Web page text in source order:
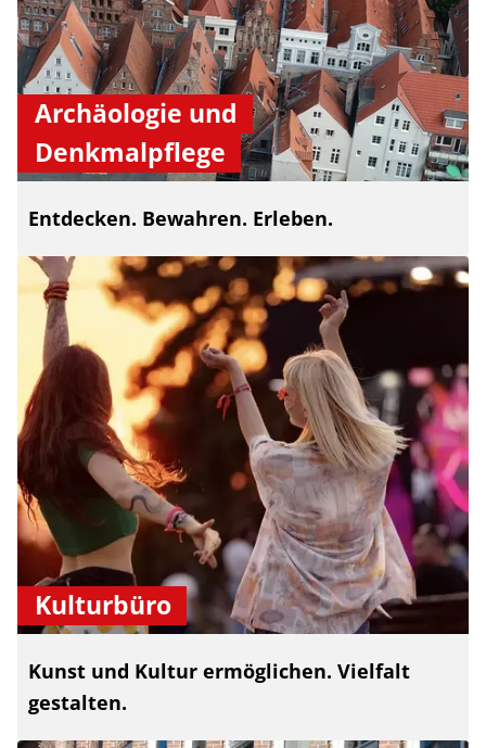
Archäologie und
Denkmalpflege
Entdecken. Bewahren. Erleben.
Kulturbüro
Kunst und Kultur ermöglichen. Vielfalt
gestalten.